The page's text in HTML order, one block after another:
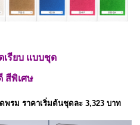
รียบ แบบชุด
สีพิเศษ
พรม ราคาเริ่มต้นชุดละ 3,323 บาท